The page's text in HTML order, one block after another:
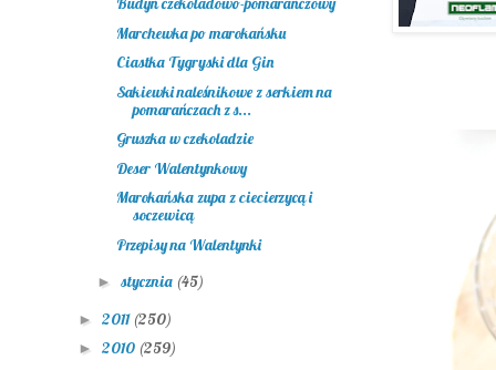
Marchewka po marokańsku
Ciastka Tygryski dla Gin
Sakiewki naleśnikowe z serkiem na
pomarańczach z s...
Gruszka w czekoladzie
Deser Walentynkowy
Marokańska zupa z ciecierzycą i
soczewicą
Przepisy na Walentynki
► stycznia (45)
► 2011 (250)
► 2010 (259)